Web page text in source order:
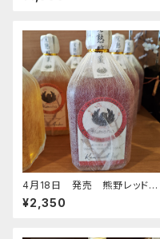
4月18日 発売 熊野レッド７２
０ｍｌ
¥2,350